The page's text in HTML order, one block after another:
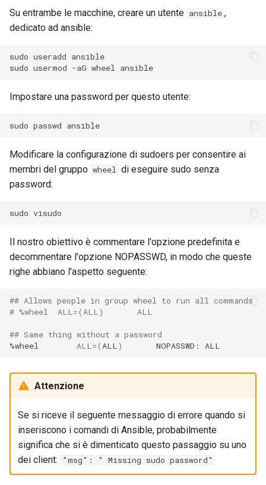
Su entrambe le macchine, creare un utente ansible ,
dedicato ad ansible:
sudo useradd ansible
sudo usermod -aG wheel
Impostare una password per questo utente:
sudo passwd
Modificare la configurazione di sudoers per consentire ai
membri del gruppo wheel di eseguire sudo senza
password:
sudo
Il nostro obiettivo è commentare l'opzione predefinita e
decommentare l'opzione NOPASSWD, in modo che queste
righe abbiano l'aspetto seguente:
## Allows people in group wheel to run all commands
# %wheel  ALL=(ALL)       ALL
## Same thing without a password
%wheel
ALL =( ALL ) NOPASSWD:
Attenzione
Se si riceve il seguente messaggio di errore quando si
inseriscono i comandi di Ansible, probabilmente
significa che si è dimenticato questo passaggio su uno
dei client:
"msg": " Missing sudo password"